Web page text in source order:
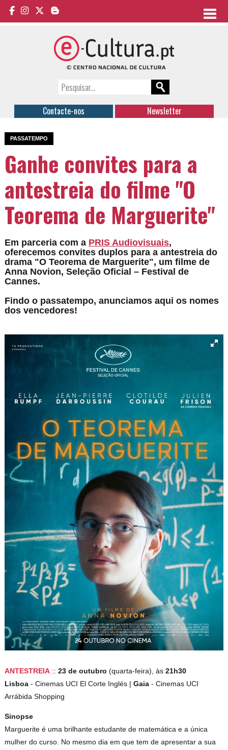
Contacte-nos Newsletter
PASSATEMPO
Ganhe convites para a
antestreia do filme "O
Teorema de Marguerite"
Em parceria com a PRIS Audiovisuais,
oferecemos convites duplos para a antestreia do
drama "O Teorema de Marguerite", um filme de
Anna Novion, Seleção Oficial – Festival de
Cannes.
Findo o passatempo, anunciamos aqui os nomes
dos vencedores!
ANTESTREIA ::23 de outubro (quarta-feira), às21h30
Lisboa - Cinemas UCI El Corte Inglés |Gaia - Cinemas UCI
Arrábida Shopping
Sinopse
Marguerite é uma brilhante estudante de matemática e a única
mulher do curso. No mesmo dia em que tem de apresentar a sua